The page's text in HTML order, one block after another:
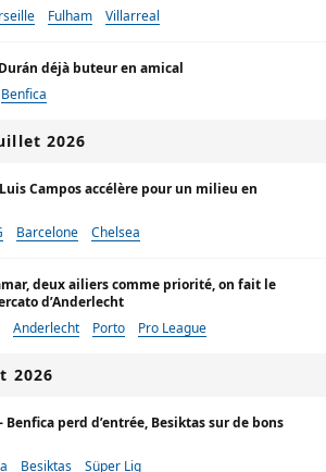
Fulham Villarreal
déjà buteur en amical
Benfica
2026
Luis Campos accélère pour un milieu en
Barcelone Chelsea
deux ailiers comme priorité, on fait le
d’Anderlecht
Anderlecht Porto Pro League
2026
Benfica perd d’entrée, Besiktas sur de bons
Besiktas Süper Lig